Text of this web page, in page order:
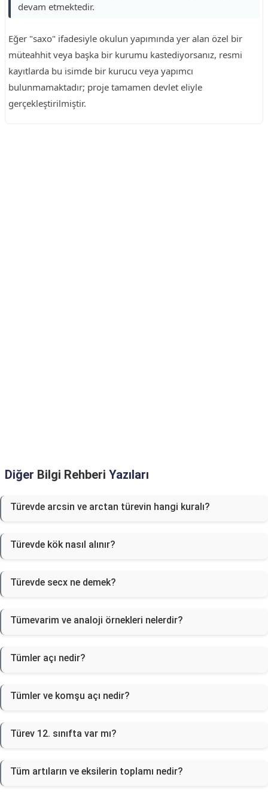
devam etmektedir.
Eğer "saxo" ifadesiyle okulun yapımında yer alan özel bir
müteahhit veya başka bir kurumu kastediyorsanız, resmi
kayıtlarda bu isimde bir kurucu veya yapımcı
bulunmamaktadır; proje tamamen devlet eliyle
gerçekleştirilmiştir.
Diğer Bilgi Rehberi Yazıları
Türevde arcsin ve arctan türevin hangi kuralı?
Türevde kök nasıl alınır?
Türevde secx ne demek?
Tümevarim ve analoji örnekleri nelerdir?
Tümler açı nedir?
Tümler ve komşu açı nedir?
Türev 12. sınıfta var mı?
Tüm artıların ve eksilerin toplamı nedir?